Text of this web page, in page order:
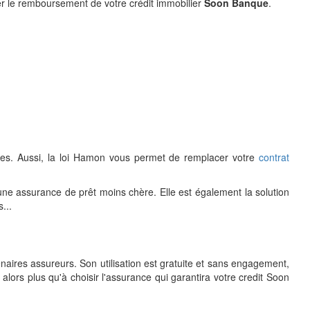
le remboursement de votre crédit immobilier Soon Banque.
Aussi, la loi Hamon vous permet de remplacer votre contrat
assurance de prêt moins chère. Elle est également la solution
assureurs. Son utilisation est gratuite et sans engagement,
plus qu'à choisir l'assurance qui garantira votre credit Soon